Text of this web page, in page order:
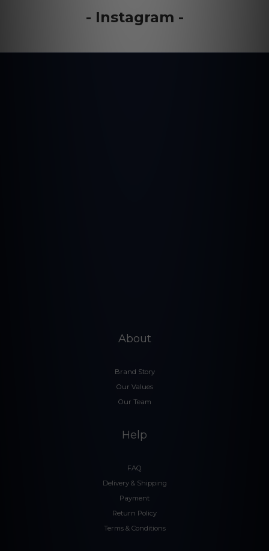
- Instagram -
About
Brand Story
Our Values
Our Team
Help
FAQ
Delivery & Shipping
Payment
Return Policy
Terms & Conditions